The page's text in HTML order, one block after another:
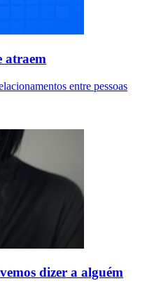
atraem
entre pessoas
dizer a alguém